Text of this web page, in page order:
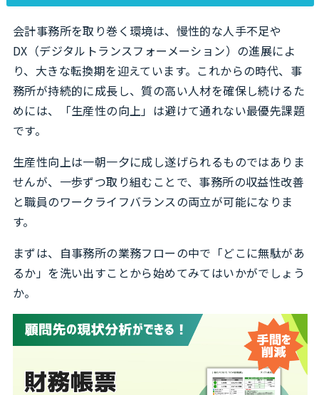
会計事務所を取り巻く環境は、慢性的な人手不足や
DX（デジタルトランスフォーメーション）の進展によ
り、大きな転換期を迎えています。これからの時代、事
務所が持続的に成長し、質の高い人材を確保し続けるた
めには、「生産性の向上」は避けて通れない最優先課題
です。
生産性向上は一朝一夕に成し遂げられるものではありま
せんが、一歩ずつ取り組むことで、事務所の収益性改善
と職員のワークライフバランスの両立が可能になりま
す。
まずは、自事務所の業務フローの中で「どこに無駄があ
るか」を洗い出すことから始めてみてはいかがでしょう
か。